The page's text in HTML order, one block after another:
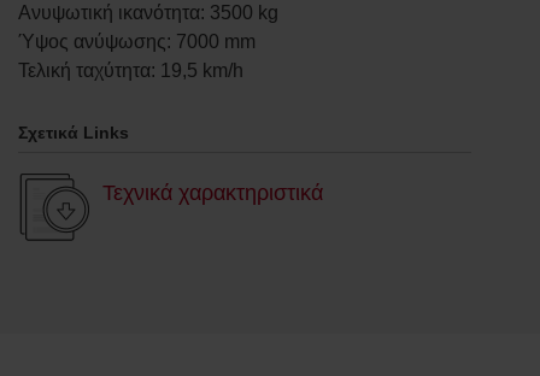
Ανυψωτική ικανότητα: 3500 kg
Ύψος ανύψωσης: 7000 mm
Τελική ταχύτητα: 19,5 km/h
Σχετικά Links
Τεχνικά χαρακτηριστικά